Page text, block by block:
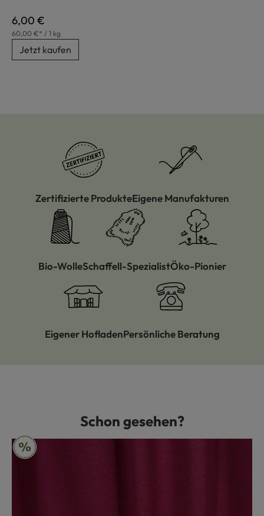
Regulärer Preis:
6,00 €
60,00 €* / 1 kg
Jetzt kaufen
Zertifizierte ProdukteEigene Manufakturen
Bio-WolleSchaffell-SpezialistÖko-Pionier
Eigener HofladenPersönliche Beratung
Produktgalerie überspringenSchon gesehen?